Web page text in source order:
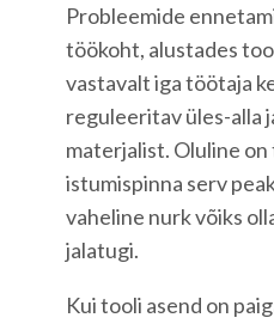
Probleemide
töökoht, alustades
vastavalt iga töötaja
reguleeritav üles-alla
materjalist. Oluline on
istumispinna serv
vaheline nurk võiks
jalatugi.
Kui tooli asend on